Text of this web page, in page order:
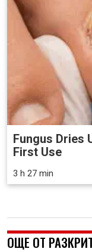
Fungus Dries
First Use
3 h 27 min
ОЩЕ ОТ